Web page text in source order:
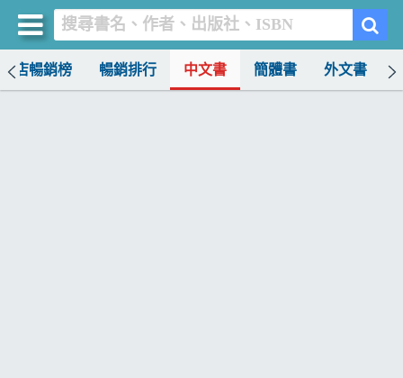
書店暢銷榜 暢銷排行 中文書 簡體書 外文書
買書網